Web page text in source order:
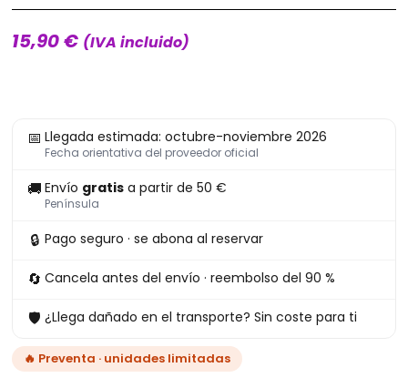
15,90€ (IVA incluido)
📅 Llegada estimada: octubre-noviembre 2026
Fecha orientativa del proveedor oficial
🚚 Envío gratis a partir de 50 €
Península
🔒 Pago seguro · se abona al reservar
🔄 Cancela antes del envío · reembolso del 90 %
🛡 ¿Llega dañado en el transporte? Sin coste para ti
🔥 Preventa · unidades limitadas
Pop
Forger
Spy
X
cantidad